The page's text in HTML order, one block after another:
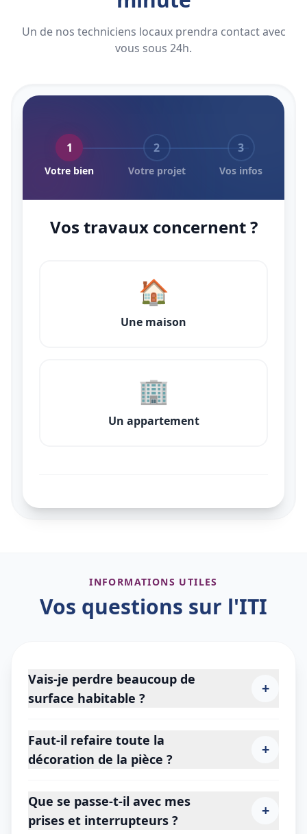
Un de nos techniciens locaux prendra contact avec
vous sous 24h.
1
Votre bien
2
Votre projet
3
Vos infos
Vos travaux concernent ?
🏠
Une maison
🏢
Un appartement
INFORMATIONS UTILES
Vos questions sur l'ITI
Vais-je perdre beaucoup de
surface habitable ?
+
Faut-il refaire toute la
décoration de la pièce ?
+
Que se passe-t-il avec mes
prises et interrupteurs ?
+